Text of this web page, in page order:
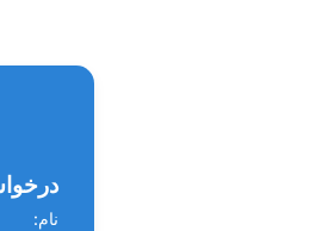
از تماس ژل با سطح
اگر محصول به داخل چشم شما پاشید ، چشم
نام: